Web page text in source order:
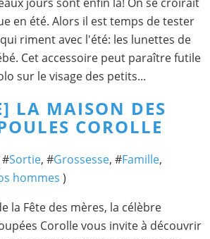
en été. Alors il est temps de tester
riment avec l'été: les lunettes de
Cet accessoire peut paraître futile
sur le visage des petits...
LA MAISON DES
COROLLE
#Sortie, #Grossesse, #Famille,
hommes )
la Fête des mères, la célèbre
Corolle vous invite à découvrir